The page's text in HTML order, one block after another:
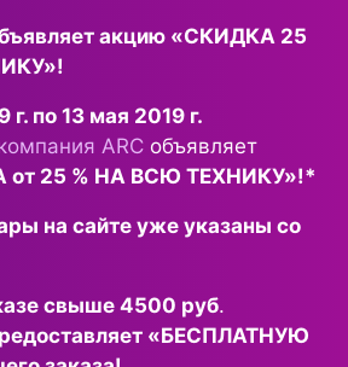
акцию «СКИДКА 25
!
г. по 13 мая 2019 г.
ARC объявляет
от 25 % НА ВСЮ ТЕХНИКУ»!*
на сайте уже указаны со
свыше 4500 руб.
«БЕСПЛАТНУЮ